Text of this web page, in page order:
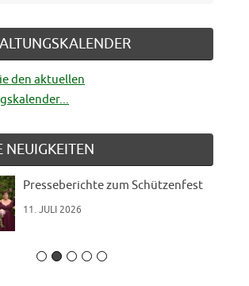
den aktuellen
NEUIGKEITEN
Presseberichte zum Schützenfest
11. JULI 2026